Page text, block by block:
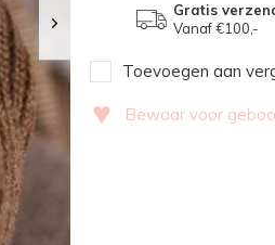
Gratis
Vanaf €100,-
Toevoegen aan
♥ Bewaar voor